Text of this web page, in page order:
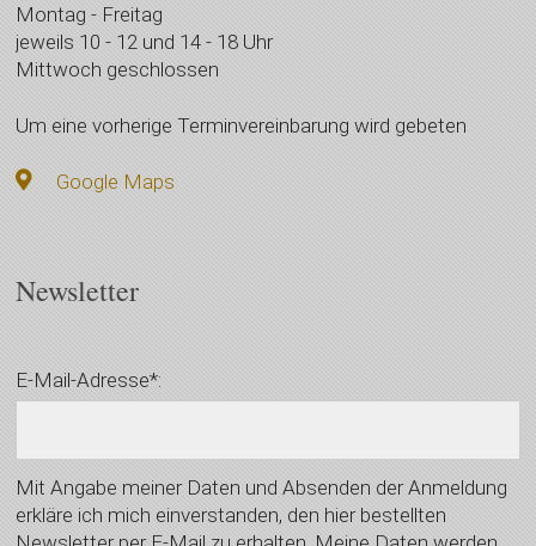
Montag - Freitag
jeweils 10 - 12 und 14 - 18 Uhr
Mittwoch geschlossen
Um eine vorherige Terminvereinbarung wird gebeten
Google Maps
Newsletter
E-Mail-Adresse*:
Mit Angabe meiner Daten und Absenden der Anmeldung
erkläre ich mich einverstanden, den hier bestellten